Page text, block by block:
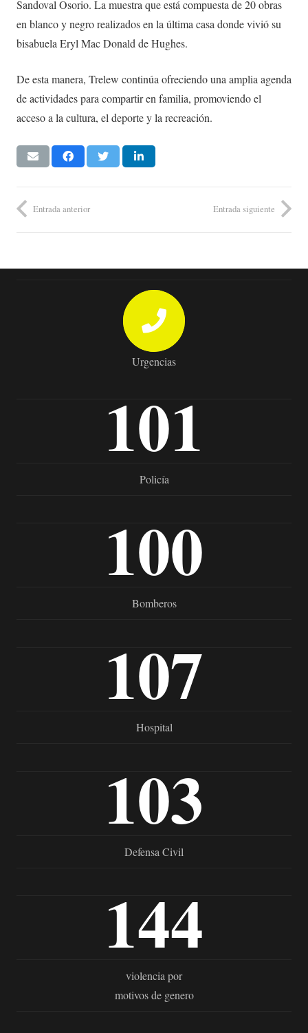
Sandoval Osorio. La muestra que está compuesta de 20 obras
en blanco y negro realizados en la última casa donde vivió su
bisabuela Eryl Mac Donald de Hughes.
De esta manera, Trelew continúa ofreciendo una amplia agenda
de actividades para compartir en familia, promoviendo el
acceso a la cultura, el deporte y la recreación.
Entrada anterior Entrada siguiente
Urgencias
101
Policía
100
Bomberos
107
Hospital
103
Defensa Civil
144
violencia por
motivos de genero